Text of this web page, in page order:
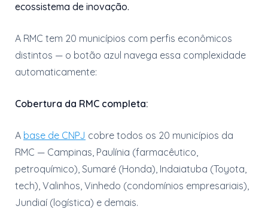
ecossistema de inovação.
A RMC tem 20 municípios com perfis econômicos
distintos — o botão azul navega essa complexidade
automaticamente:
Cobertura da RMC completa:
A base de CNPJ cobre todos os 20 municípios da
RMC — Campinas, Paulínia (farmacêutico,
petroquímico), Sumaré (Honda), Indaiatuba (Toyota,
tech), Valinhos, Vinhedo (condomínios empresariais),
Jundiaí (logística) e demais.